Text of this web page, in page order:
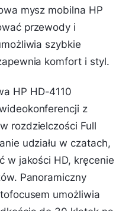
mysz mobilna HP
przewody i
szybkie
komfort i styl.
HP HD-4110
z
rozdzielczości Full
udziału w czatach,
w jakości HD, kręcenie
Panoramiczny
umożliwia